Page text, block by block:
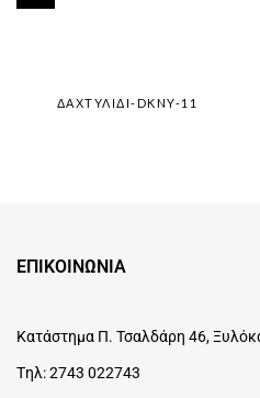
ΔΑΧΤΥΛΊΔΙ-DKNY-11
ΕΠΙΚΟΙΝΩΝΙΑ
Κατάστημα Π. Τσαλδάρη 46,
Tηλ:2743 022743